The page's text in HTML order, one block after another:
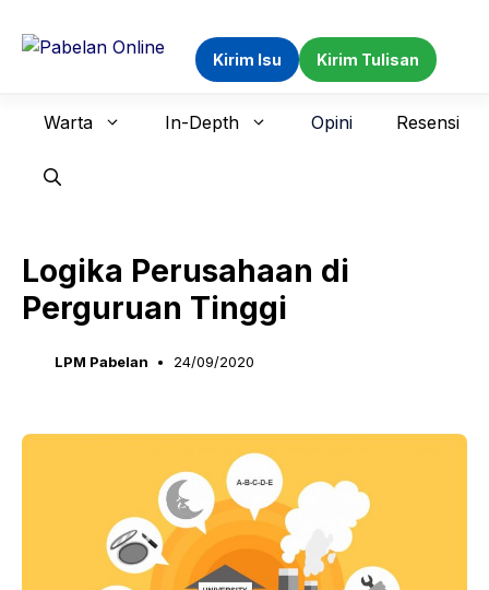
Kirim Isu Kirim Tulisan
Warta In-Depth Opini Resensi
Logika Perusahaan di
Perguruan Tinggi
LPM Pabelan 24/09/2020